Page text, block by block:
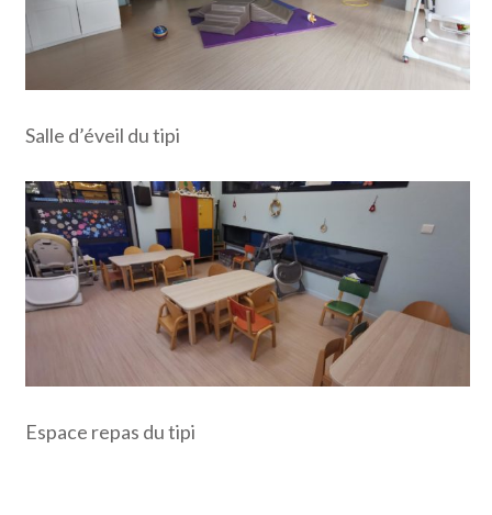
Salle d’éveil du tipi
Espace repas du tipi